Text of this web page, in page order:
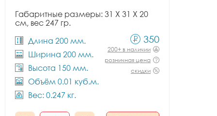
Габаритные размеры: 31 X 31 X 20
см, вес 247 гр.
Длина 200 мм.
Ширина 200 мм.
Высота 150 мм.
Объём 0.01 куб.м.
Вес: 0.247 кг.
350
200+ в наличии
розничная цена
скидки